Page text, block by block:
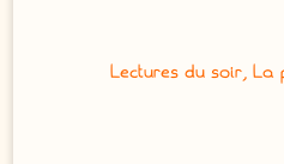
Lectures du soir, La